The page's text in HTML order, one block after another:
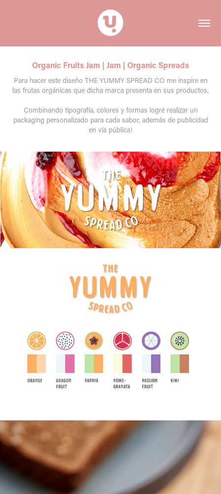
Organic Fruits Jam | Jam | Organic Spreads
Para hacer este diseño THE YUMMY SPREAD CO me inspire en
las frutas orgánicas que dicha marca presenta en sus productos.
Combinando tipografía, colores y formas logré realizar un
packaging personalizado para cada sabor, además de publicidad
en vía pública!